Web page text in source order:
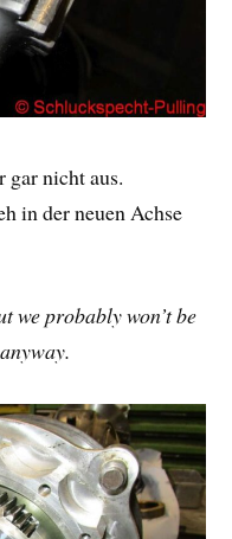
gar nicht aus.
in der neuen Achse
we probably won’t be